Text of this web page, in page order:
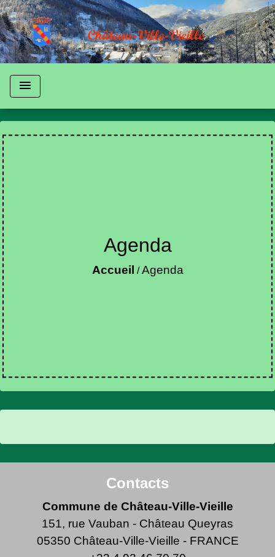
menu
Agenda
Accueil /Agenda
Contacts
Commune de Château-Ville-Vieille
151, rue Vauban - Château Queyras
05350 Château-Ville-Vieille - FRANCE